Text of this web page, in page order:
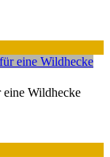
eine Wildhecke